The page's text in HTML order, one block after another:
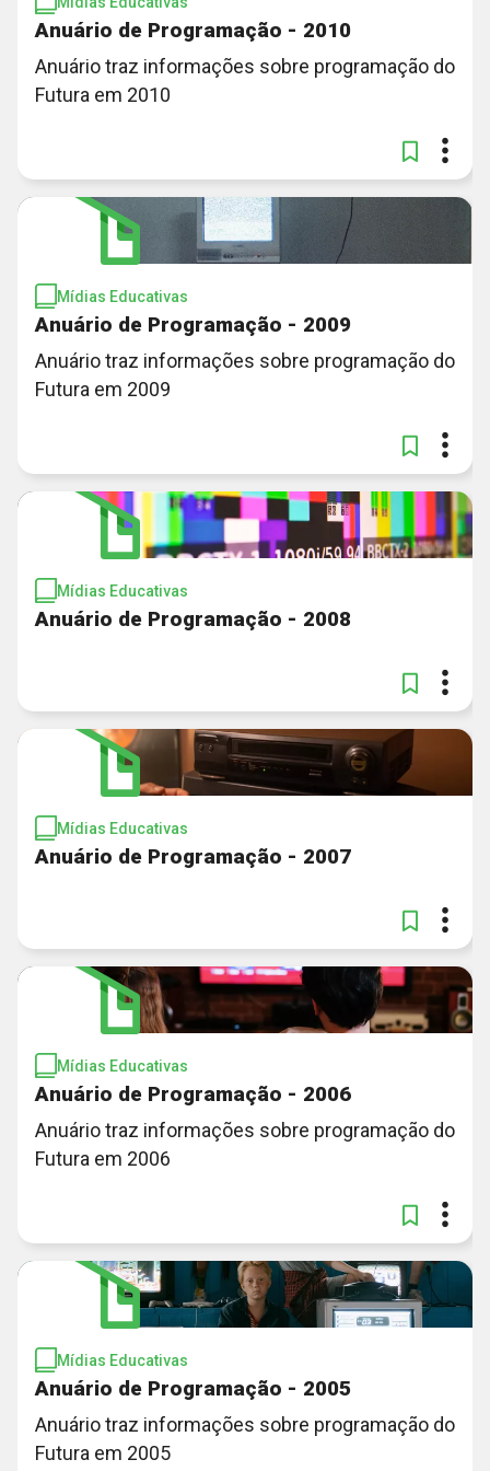
Anuário de Programação - 2010
Anuário traz informações sobre programação do
Futura em 2010
Mídias Educativas
Anuário de Programação - 2009
Anuário traz informações sobre programação do
Futura em 2009
Mídias Educativas
Anuário de Programação - 2008
Mídias Educativas
Anuário de Programação - 2007
Mídias Educativas
Anuário de Programação - 2006
Anuário traz informações sobre programação do
Futura em 2006
Mídias Educativas
Anuário de Programação - 2005
Anuário traz informações sobre programação do
Futura em 2005